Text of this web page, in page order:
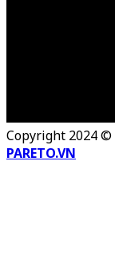
Copyright 2024 ©
PARETO.VN